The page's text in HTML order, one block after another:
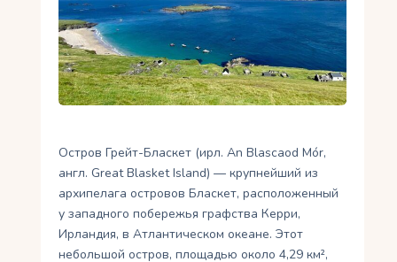
Остров Грейт-Бласкет (ирл. An Blascaod Mór,
англ. Great Blasket Island) — крупнейший из
архипелага островов Бласкет, расположенный
у западного побережья графства Керри,
Ирландия, в Атлантическом океане. Этот
небольшой остров, площадью около 4,29 км²,